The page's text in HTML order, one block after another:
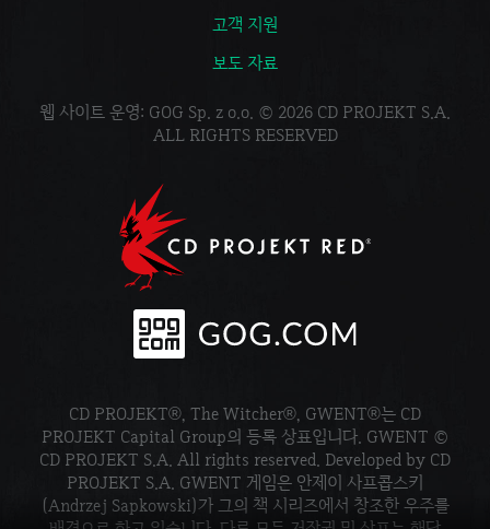
고객 지원
보도 자료
웹 사이트 운영: GOG Sp. z o.o. © 2026 CD PROJEKT S.A.
ALL RIGHTS RESERVED
CD PROJEKT®, The Witcher®, GWENT®는 CD
PROJEKT Capital Group의 등록 상표입니다. GWENT ©
CD PROJEKT S.A. All rights reserved. Developed by CD
PROJEKT S.A. GWENT 게임은 안제이 사프콥스키
(Andrzej Sapkowski)가 그의 책 시리즈에서 창조한 우주를